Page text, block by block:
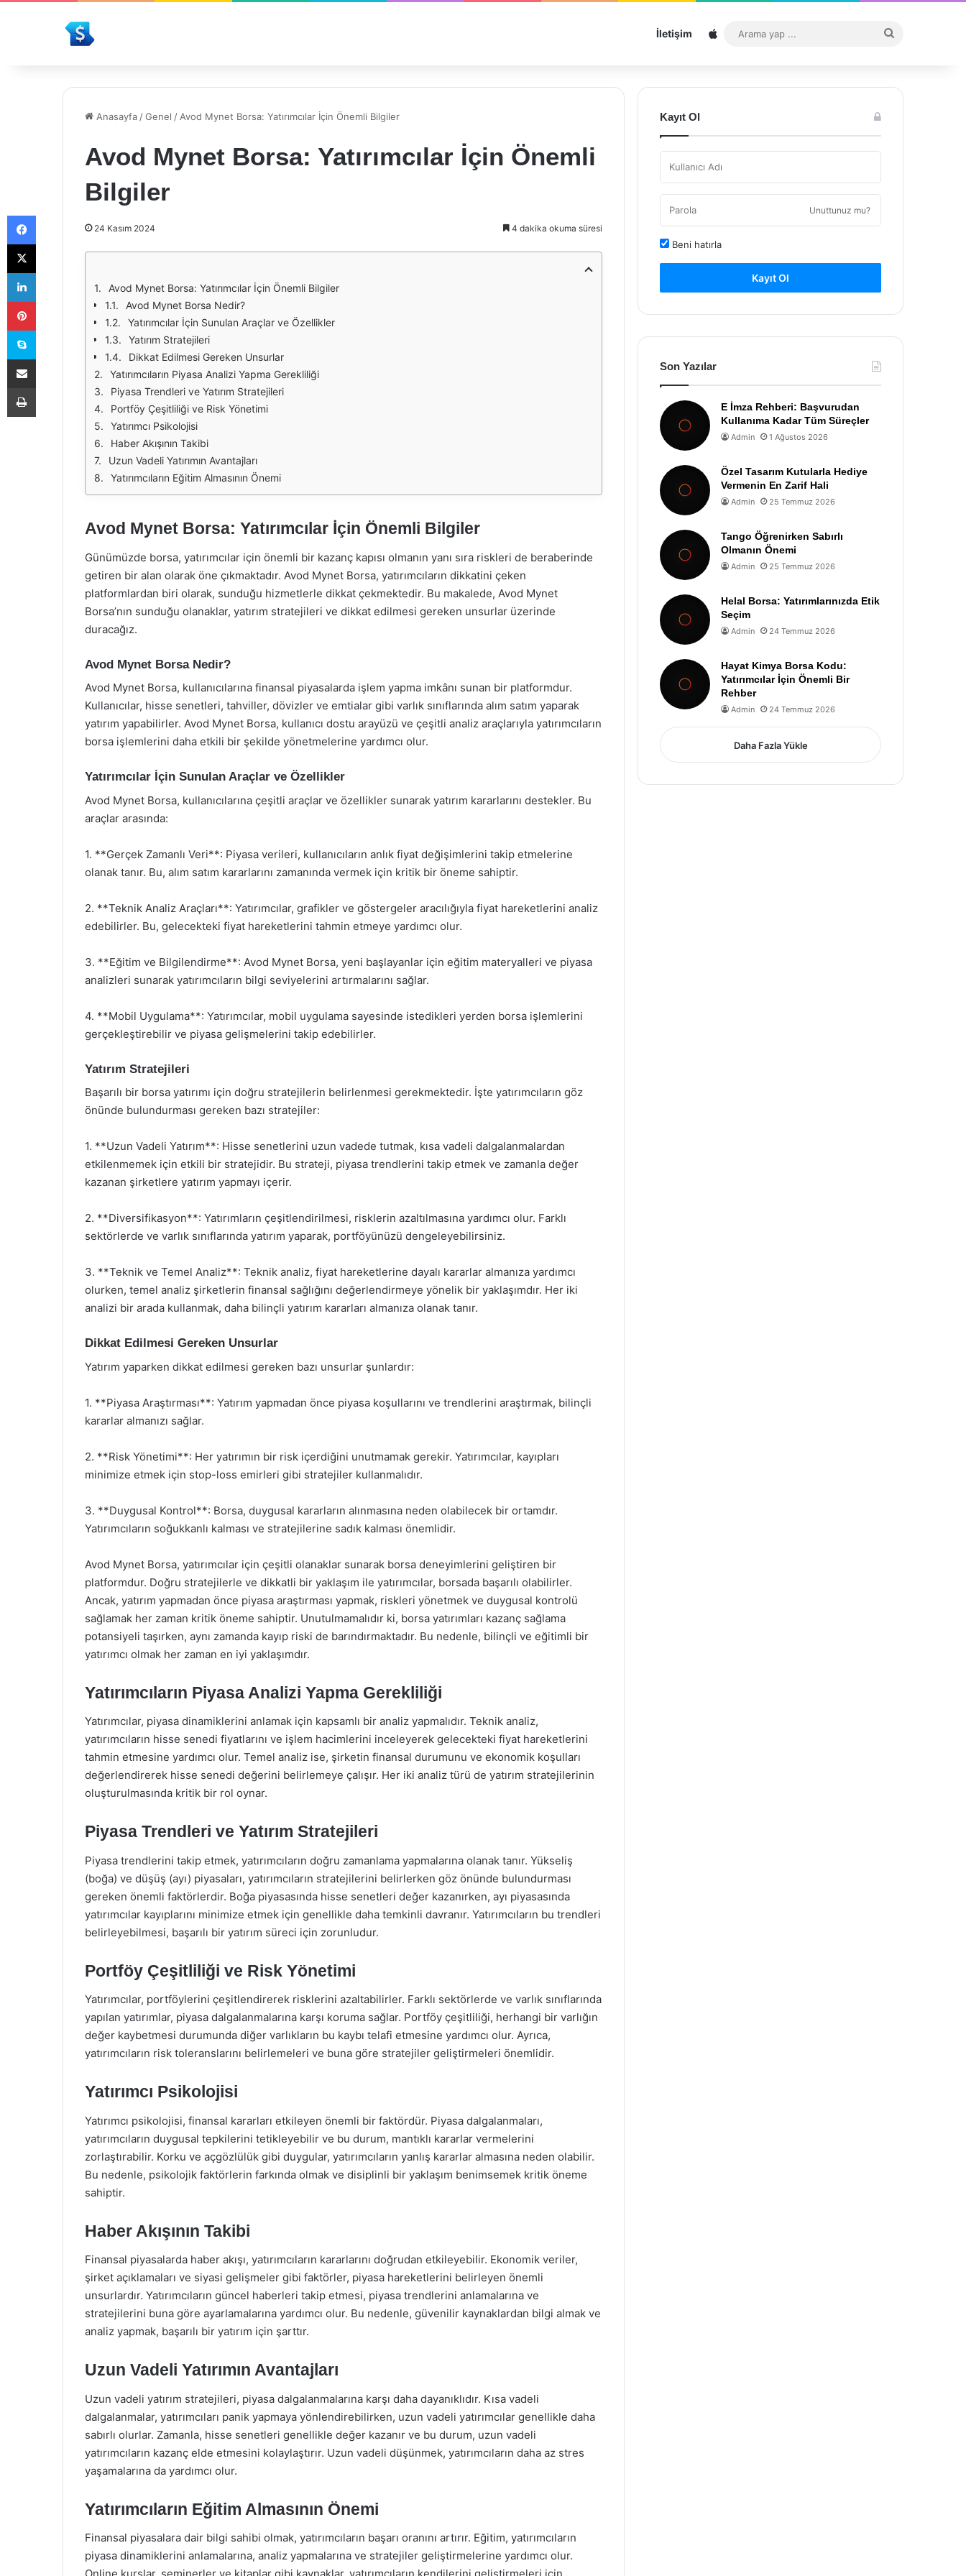
İletişim Sitemap
...
Anasayfa /Genel / Avod Mynet Borsa: Yatırımcılar İçin Önemli Bilgiler
Avod Mynet Borsa: Yatırımcılar İçin Önemli
Bilgiler
24 Kasım 2024 4 dakika okuma süresi
Avod Mynet Borsa: Yatırımcılar İçin Önemli Bilgiler
Avod Mynet Borsa Nedir?
Yatırımcılar İçin Sunulan Araçlar ve Özellikler
Yatırım Stratejileri
Dikkat Edilmesi Gereken Unsurlar
Yatırımcıların Piyasa Analizi Yapma Gerekliliği
Piyasa Trendleri ve Yatırım Stratejileri
Portföy Çeşitliliği ve Risk Yönetimi
Yatırımcı Psikolojisi
Haber Akışının Takibi
Uzun Vadeli Yatırımın Avantajları
Yatırımcıların Eğitim Almasının Önemi
Avod Mynet Borsa: Yatırımcılar İçin Önemli Bilgiler
Günümüzde borsa, yatırımcılar için önemli bir kazanç kapısı olmanın yanı sıra riskleri de beraberinde
getiren bir alan olarak öne çıkmaktadır. Avod Mynet Borsa, yatırımcıların dikkatini çeken
platformlardan biri olarak, sunduğu hizmetlerle dikkat çekmektedir. Bu makalede, Avod Mynet
Borsa’nın sunduğu olanaklar, yatırım stratejileri ve dikkat edilmesi gereken unsurlar üzerinde
duracağız.
Avod Mynet Borsa Nedir?
Avod Mynet Borsa, kullanıcılarına finansal piyasalarda işlem yapma imkânı sunan bir platformdur.
Kullanıcılar, hisse senetleri, tahviller, dövizler ve emtialar gibi varlık sınıflarında alım satım yaparak
yatırım yapabilirler. Avod Mynet Borsa, kullanıcı dostu arayüzü ve çeşitli analiz araçlarıyla yatırımcıların
borsa işlemlerini daha etkili bir şekilde yönetmelerine yardımcı olur.
Yatırımcılar İçin Sunulan Araçlar ve Özellikler
Avod Mynet Borsa, kullanıcılarına çeşitli araçlar ve özellikler sunarak yatırım kararlarını destekler. Bu
araçlar arasında:
1. **Gerçek Zamanlı Veri**: Piyasa verileri, kullanıcıların anlık fiyat değişimlerini takip etmelerine
olanak tanır. Bu, alım satım kararlarını zamanında vermek için kritik bir öneme sahiptir.
2. **Teknik Analiz Araçları**: Yatırımcılar, grafikler ve göstergeler aracılığıyla fiyat hareketlerini analiz
edebilirler. Bu, gelecekteki fiyat hareketlerini tahmin etmeye yardımcı olur.
3. **Eğitim ve Bilgilendirme**: Avod Mynet Borsa, yeni başlayanlar için eğitim materyalleri ve piyasa
analizleri sunarak yatırımcıların bilgi seviyelerini artırmalarını sağlar.
4. **Mobil Uygulama**: Yatırımcılar, mobil uygulama sayesinde istedikleri yerden borsa işlemlerini
gerçekleştirebilir ve piyasa gelişmelerini takip edebilirler.
Yatırım Stratejileri
Başarılı bir borsa yatırımı için doğru stratejilerin belirlenmesi gerekmektedir. İşte yatırımcıların göz
önünde bulundurması gereken bazı stratejiler:
1. **Uzun Vadeli Yatırım**: Hisse senetlerini uzun vadede tutmak, kısa vadeli dalgalanmalardan
etkilenmemek için etkili bir stratejidir. Bu strateji, piyasa trendlerini takip etmek ve zamanla değer
kazanan şirketlere yatırım yapmayı içerir.
2. **Diversifikasyon**: Yatırımların çeşitlendirilmesi, risklerin azaltılmasına yardımcı olur. Farklı
sektörlerde ve varlık sınıflarında yatırım yaparak, portföyünüzü dengeleyebilirsiniz.
3. **Teknik ve Temel Analiz**: Teknik analiz, fiyat hareketlerine dayalı kararlar almanıza yardımcı
olurken, temel analiz şirketlerin finansal sağlığını değerlendirmeye yönelik bir yaklaşımdır. Her iki
analizi bir arada kullanmak, daha bilinçli yatırım kararları almanıza olanak tanır.
Dikkat Edilmesi Gereken Unsurlar
Yatırım yaparken dikkat edilmesi gereken bazı unsurlar şunlardır:
1. **Piyasa Araştırması**: Yatırım yapmadan önce piyasa koşullarını ve trendlerini araştırmak, bilinçli
kararlar almanızı sağlar.
2. **Risk Yönetimi**: Her yatırımın bir risk içerdiğini unutmamak gerekir. Yatırımcılar, kayıpları
minimize etmek için stop-loss emirleri gibi stratejiler kullanmalıdır.
3. **Duygusal Kontrol**: Borsa, duygusal kararların alınmasına neden olabilecek bir ortamdır.
Yatırımcıların soğukkanlı kalması ve stratejilerine sadık kalması önemlidir.
Avod Mynet Borsa, yatırımcılar için çeşitli olanaklar sunarak borsa deneyimlerini geliştiren bir
platformdur. Doğru stratejilerle ve dikkatli bir yaklaşım ile yatırımcılar, borsada başarılı olabilirler.
Ancak, yatırım yapmadan önce piyasa araştırması yapmak, riskleri yönetmek ve duygusal kontrolü
sağlamak her zaman kritik öneme sahiptir. Unutulmamalıdır ki, borsa yatırımları kazanç sağlama
potansiyeli taşırken, aynı zamanda kayıp riski de barındırmaktadır. Bu nedenle, bilinçli ve eğitimli bir
yatırımcı olmak her zaman en iyi yaklaşımdır.
Yatırımcıların Piyasa Analizi Yapma Gerekliliği
Yatırımcılar, piyasa dinamiklerini anlamak için kapsamlı bir analiz yapmalıdır. Teknik analiz,
yatırımcıların hisse senedi fiyatlarını ve işlem hacimlerini inceleyerek gelecekteki fiyat hareketlerini
tahmin etmesine yardımcı olur. Temel analiz ise, şirketin finansal durumunu ve ekonomik koşulları
değerlendirerek hisse senedi değerini belirlemeye çalışır. Her iki analiz türü de yatırım stratejilerinin
oluşturulmasında kritik bir rol oynar.
Piyasa Trendleri ve Yatırım Stratejileri
Piyasa trendlerini takip etmek, yatırımcıların doğru zamanlama yapmalarına olanak tanır. Yükseliş
(boğa) ve düşüş (ayı) piyasaları, yatırımcıların stratejilerini belirlerken göz önünde bulundurması
gereken önemli faktörlerdir. Boğa piyasasında hisse senetleri değer kazanırken, ayı piyasasında
yatırımcılar kayıplarını minimize etmek için genellikle daha temkinli davranır. Yatırımcıların bu trendleri
belirleyebilmesi, başarılı bir yatırım süreci için zorunludur.
Portföy Çeşitliliği ve Risk Yönetimi
Yatırımcılar, portföylerini çeşitlendirerek risklerini azaltabilirler. Farklı sektörlerde ve varlık sınıflarında
yapılan yatırımlar, piyasa dalgalanmalarına karşı koruma sağlar. Portföy çeşitliliği, herhangi bir varlığın
değer kaybetmesi durumunda diğer varlıkların bu kaybı telafi etmesine yardımcı olur. Ayrıca,
yatırımcıların risk toleranslarını belirlemeleri ve buna göre stratejiler geliştirmeleri önemlidir.
Yatırımcı Psikolojisi
Yatırımcı psikolojisi, finansal kararları etkileyen önemli bir faktördür. Piyasa dalgalanmaları,
yatırımcıların duygusal tepkilerini tetikleyebilir ve bu durum, mantıklı kararlar vermelerini
zorlaştırabilir. Korku ve açgözlülük gibi duygular, yatırımcıların yanlış kararlar almasına neden olabilir.
Bu nedenle, psikolojik faktörlerin farkında olmak ve disiplinli bir yaklaşım benimsemek kritik öneme
sahiptir.
Haber Akışının Takibi
Finansal piyasalarda haber akışı, yatırımcıların kararlarını doğrudan etkileyebilir. Ekonomik veriler,
şirket açıklamaları ve siyasi gelişmeler gibi faktörler, piyasa hareketlerini belirleyen önemli
unsurlardır. Yatırımcıların güncel haberleri takip etmesi, piyasa trendlerini anlamalarına ve
stratejilerini buna göre ayarlamalarına yardımcı olur. Bu nedenle, güvenilir kaynaklardan bilgi almak ve
analiz yapmak, başarılı bir yatırım için şarttır.
Uzun Vadeli Yatırımın Avantajları
Uzun vadeli yatırım stratejileri, piyasa dalgalanmalarına karşı daha dayanıklıdır. Kısa vadeli
dalgalanmalar, yatırımcıları panik yapmaya yönlendirebilirken, uzun vadeli yatırımcılar genellikle daha
sabırlı olurlar. Zamanla, hisse senetleri genellikle değer kazanır ve bu durum, uzun vadeli
yatırımcıların kazanç elde etmesini kolaylaştırır. Uzun vadeli düşünmek, yatırımcıların daha az stres
yaşamalarına da yardımcı olur.
Yatırımcıların Eğitim Almasının Önemi
Finansal piyasalara dair bilgi sahibi olmak, yatırımcıların başarı oranını artırır. Eğitim, yatırımcıların
piyasa dinamiklerini anlamalarına, analiz yapmalarına ve stratejiler geliştirmelerine yardımcı olur.
Kayıt Ol
Unuttunuz mu?
Beni hatırla
Kayıt Ol
Son Yazılar
E İmza Rehberi: Başvurudan
Kullanıma Kadar Tüm Süreçler
Admin 1 Ağustos 2026
Özel Tasarım Kutularla Hediye
Vermenin En Zarif Hali
Admin 25 Temmuz 2026
Tango Öğrenirken Sabırlı
Olmanın Önemi
Admin 25 Temmuz 2026
Helal Borsa: Yatırımlarınızda Etik
Seçim
Admin 24 Temmuz 2026
Hayat Kimya Borsa Kodu:
Yatırımcılar İçin Önemli Bir
Rehber
Admin 24 Temmuz 2026
Daha Fazla Yükle
Facebook
X
LinkedIn
Pinterest
Skype
E-Posta ile paylaş